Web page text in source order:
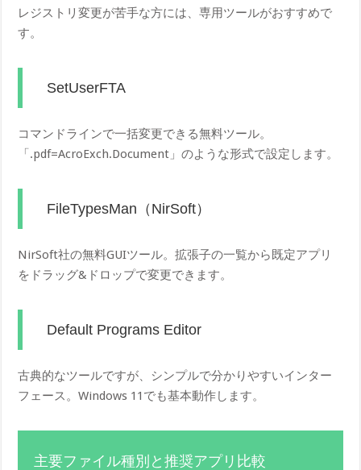
レジストリ変更が苦手な方には、専用ツールがおすすめで
す。
SetUserFTA
コマンドラインで一括変更できる無料ツール。
「.pdf=AcroExch.Document」のような形式で設定します。
FileTypesMan（NirSoft）
NirSoft社の無料GUIツール。拡張子の一覧から既定アプリ
をドラッグ&ドロップで変更できます。
Default Programs Editor
古典的なツールですが、シンプルで分かりやすいインター
フェース。Windows 11でも基本動作します。
主要ファイル種別と推奨アプリ比較